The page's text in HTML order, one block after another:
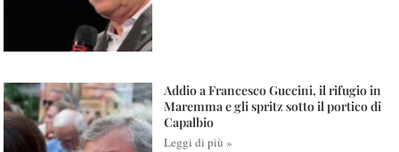
Addio a Francesco Guccini, il rifugio in
Maremma e gli spritz sotto il portico di
Capalbio
Leggi di più »